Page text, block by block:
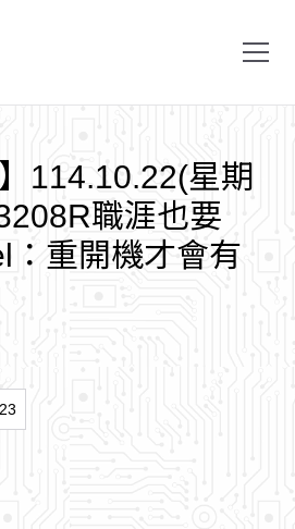
】 114.10.22(星期
208R職涯也要
l ： 重開機才會有